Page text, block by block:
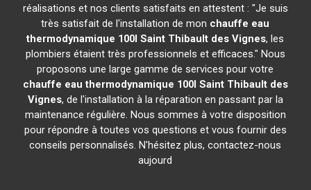
réalisations et nos clients satisfaits en attestent : "Je suis
très satisfait de l'installation de mon chauffe eau
thermodynamique 100l Saint Thibault des Vignes, les
plombiers étaient très professionnels et efficaces." Nous
proposons une large gamme de services pour votre
chauffe eau thermodynamique 100l Saint Thibault des
Vignes, de l'installation à la réparation en passant par la
maintenance régulière. Nous sommes à votre disposition
pour répondre à toutes vos questions et vous fournir des
conseils personnalisés. N'hésitez plus, contactez-nous
aujourd